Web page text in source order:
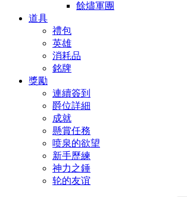
餘燼軍團
道具
禮包
英雄
消耗品
銘牌
獎勵
連續簽到
爵位詳細
成就
懸賞任務
喷泉的欲望
新手歷練
神力之錘
轮的友谊